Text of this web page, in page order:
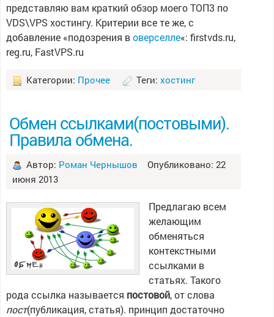
представляю вам краткий обзор моего ТОП3 по
VDS\VPS хостингу. Критерии все те же, с
добавление «подозрения воверселле«: firstvds.ru,
reg.ru, FastVPS.ru
Категории: Прочее Теги: хостинг
Обмен ссылками(постовыми).
Правила обмена.
Автор: Роман Чернышов Опубликовано: 22
июня 2013
Предлагаю всем
желающим
обменяться
контекстными
ссылками в
статьях. Такого
рода ссылка называется постовой, от слова
пост(публикация, статья). принцип достаточно